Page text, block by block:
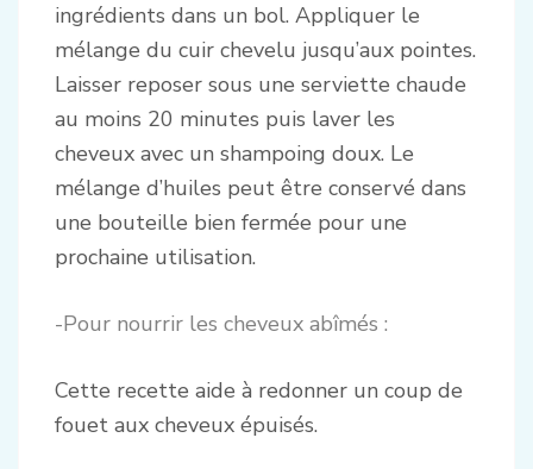
ingrédients dans un bol. Appliquer le
mélange du cuir chevelu jusqu’aux pointes.
Laisser reposer sous une serviette chaude
au moins 20 minutes puis laver les
cheveux avec un shampoing doux. Le
mélange d’huiles peut être conservé dans
une bouteille bien fermée pour une
prochaine utilisation.
-Pour nourrir les cheveux abîmés :
Cette recette aide à redonner un coup de
fouet aux cheveux épuisés.